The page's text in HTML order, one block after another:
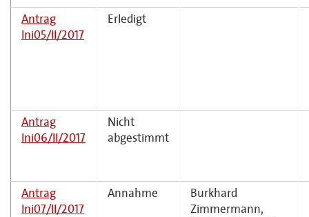
Antrag
Ini05/II/2017
Erledigt
Antrag
Ini06/II/2017
Nicht
abgestimmt
Antrag
Ini07/II/2017
Annahme
Burkhard
Zimmermann,